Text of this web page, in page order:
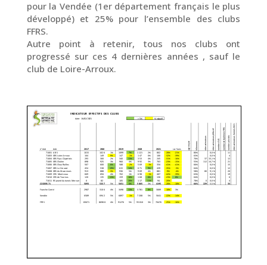
pour la Vendée (1er département français le plus
développé) et 25% pour l’ensemble des clubs
FFRS.
Autre point à retenir, tous nos clubs ont
progressé sur ces 4 dernières années , sauf le
club de Loire-Arroux.